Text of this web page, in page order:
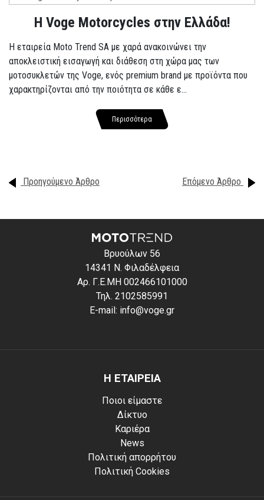
H Voge Motorcycles στην Ελλάδα!
Η εταιρεία Moto Trend SA με χαρά ανακοινώνει την
αποκλειστική εισαγωγή και διάθεση στη χώρα μας των
μοτοσυκλετών της Voge, ενός premium brand με προϊόντα που
χαρακτηρίζονται από την ποιότητα σε κάθε ε...
Περισσότερα
Προηγούμενο Άρθρο Επόμενο Άρθρο
Βρυούλων 56
14341 Ν. Φιλαδέλφεια
Αρ. Γ.Ε.ΜΗ 002466101000
Τηλ. 2102585991
E-mail: info@voge.gr
Η ΕΤΑΙΡΕΙΑ
Ποιοι είμαστε
Δίκτυο
Καριέρα
News
Πολιτική απορρήτου
Πολιτική Cookies